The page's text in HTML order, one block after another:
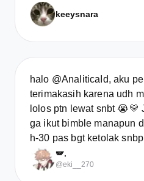
keeysnara
halo @AnaliticaId, aku
terimakasih karena udh
lolos ptn lewat snbt 😭💛
ga ikut bimble manapun
h-30 pas bgt ketolak
🪽.
@eki__270